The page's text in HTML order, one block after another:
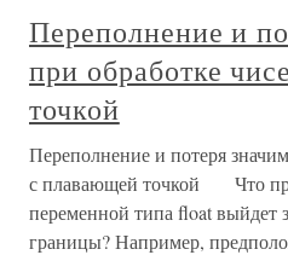
Переполнение и
при обработке
точкой
Переполнение и потеря
с плавающей точкой Что
переменной типа float выйдет
границы? Например,